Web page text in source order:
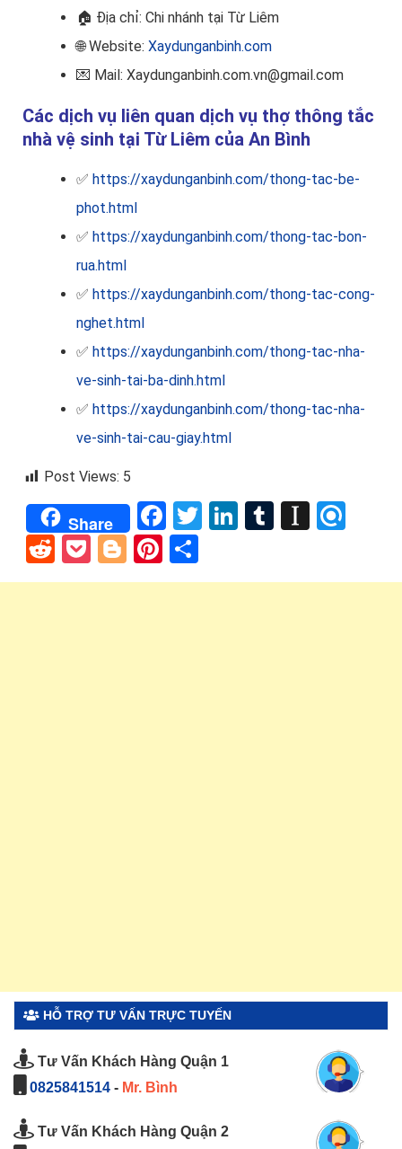
🏠 Địa chỉ: Chi nhánh tại Từ Liêm
🌐 Website: Xaydunganbinh.com
💌 Mail: Xaydunganbinh.com.vn@gmail.com
Các dịch vụ liên quan dịch vụ thợ thông tắc
nhà vệ sinh tại Từ Liêm của An Bình
✅ https://xaydunganbinh.com/thong-tac-be-
phot.html
✅ https://xaydunganbinh.com/thong-tac-bon-
rua.html
✅ https://xaydunganbinh.com/thong-tac-cong-
nghet.html
✅ https://xaydunganbinh.com/thong-tac-nha-
ve-sinh-tai-ba-dinh.html
✅ https://xaydunganbinh.com/thong-tac-nha-
ve-sinh-tai-cau-giay.html
Post Views: 5
Share Facebook
TwitterLinkedIn
Tumblr
RedditPocket
BloggerPinterest
HỖ TRỢ TƯ VẤN TRỰC TUYẾN
Tư Vấn Khách Hàng Quận 1
0825841514 - Mr. Bình
Tư Vấn Khách Hàng Quận 2